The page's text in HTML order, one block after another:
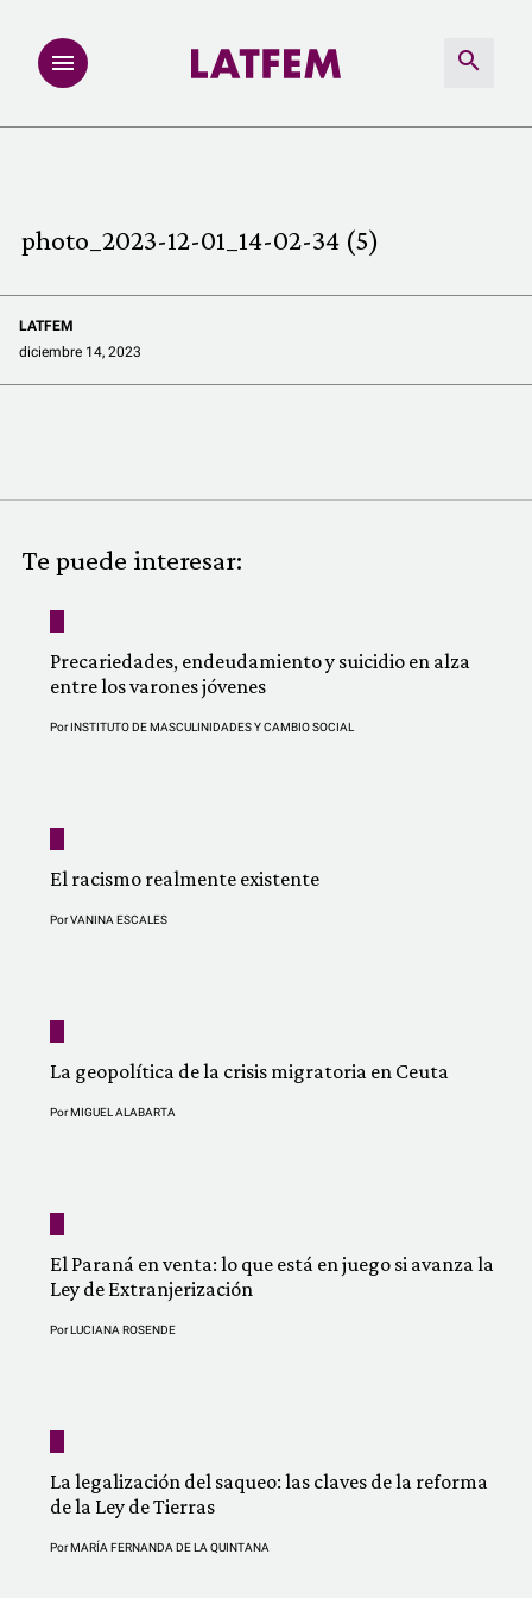
REDACCIÓN ABIERTA
QUIÉNES SOMOS
photo_2023-12-01_14-02-34 (5)
LATFEM
diciembre 14, 2023
Te puede interesar:
Precariedades, endeudamiento y suicidio en alza
entre los varones jóvenes
PorINSTITUTO DE MASCULINIDADES Y CAMBIO SOCIAL
El racismo realmente existente
PorVANINA ESCALES
La geopolítica de la crisis migratoria en Ceuta
PorMIGUEL ALABARTA
El Paraná en venta: lo que está en juego si avanza la
Ley de Extranjerización
PorLUCIANA ROSENDE
La legalización del saqueo: las claves de la reforma
de la Ley de Tierras
PorMARÍA FERNANDA DE LA QUINTANA